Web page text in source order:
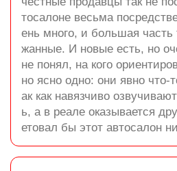
тосалоне весьма
ень много, и большая часть
жанные. И новые есть, но
не понял, на кого
но ясно одно: они явно что-
ак как навязчиво
ь, а в реале оказывается
етовал бы этот автосалон